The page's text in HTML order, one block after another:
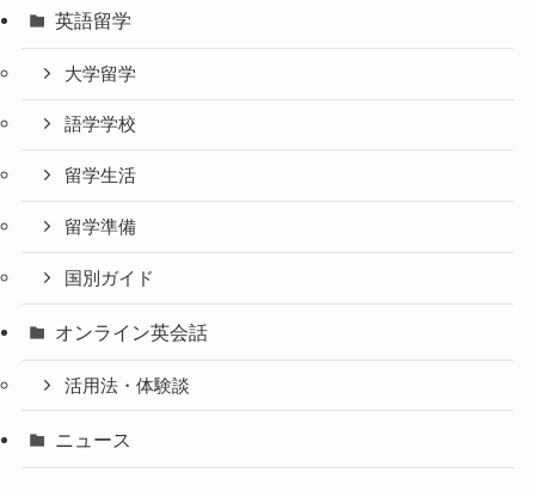
英語留学
大学留学
語学学校
留学生活
留学準備
国別ガイド
オンライン英会話
活用法・体験談
ニュース